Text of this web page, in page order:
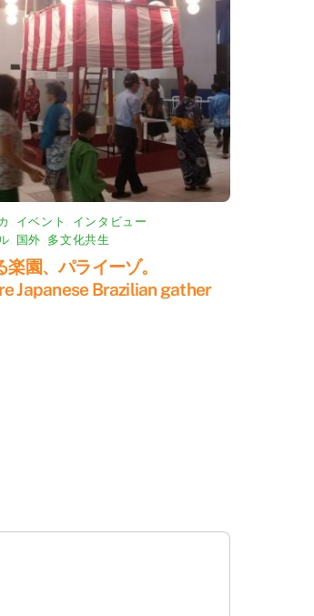
イベント インタビュー
国外 多文化共生
楽園、パライーゾ。
Japanese Brazilian gather